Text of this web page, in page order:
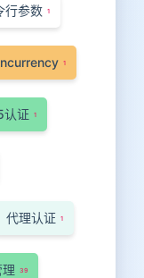
行参数 1
1
认证 1
代理认证 1
39